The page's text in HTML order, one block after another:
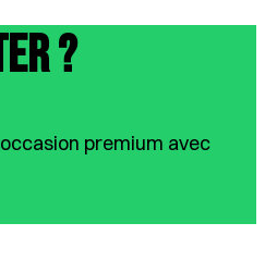
?
premium avec